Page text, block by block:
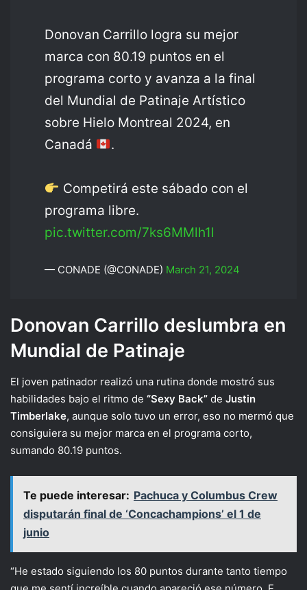
Donovan Carrillo logra su mejor
marca con 80.19 puntos en el
programa corto y avanza a la final
del Mundial de Patinaje Artístico
sobre Hielo Montreal 2024, en
Canadá
.
Competirá este sábado con el
programa libre.
pic.twitter.com/7ks6MMlh1l
— CONADE (@CONADE) March 21, 2024
Donovan Carrillo deslumbra en
Mundial de Patinaje
El joven patinador realizó una rutina donde mostró sus
habilidades bajo el ritmo de “Sexy Back” de Justin
Timberlake, aunque solo tuvo un error, eso no mermó que
consiguiera su mejor marca en el programa corto,
sumando 80.19 puntos.
Te puede interesar: Pachuca y Columbus Crew
disputarán final de ‘Concachampions’ el 1 de
junio
“He estado siguiendo los 80 puntos durante tanto tiempo